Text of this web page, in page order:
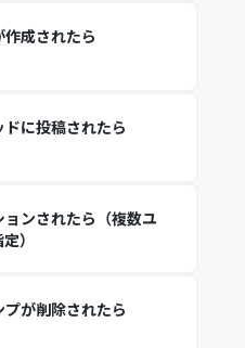
成されたら
に投稿されたら
ンされたら（複数ユ
）
が削除されたら